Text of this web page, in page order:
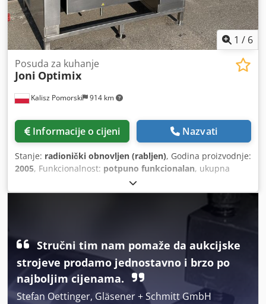
1 / 6
Kalisz Pomorski 914 km
Posuda za kuhanje
Joni Optimix
Informacije o cijeni Nazvati
Stanje: radionički obnovljen (rabljen), Godina proizvodnje:
2005, Funkcionalnost: potpuno funkcionalan, ukupna
, ukupna širina:
1.400 mm, materijal zida:nehrđajući čelik, snaga:32 kW
, ulazna frekvencija: 50 Hz
, trajanje jamstva: 3 mjeseci
kapaciteta 150 litara. Uređaj je podvrgnut temeljitoj
popravci. Djdpfx Ajzqyv Dsiveck
Stručni tim nam pomaže da aukcijske
strojeve prodamo jednostavno i brzo po
najboljim cijenama.
Stefan Oettinger, Gläsener + Schmitt GmbH